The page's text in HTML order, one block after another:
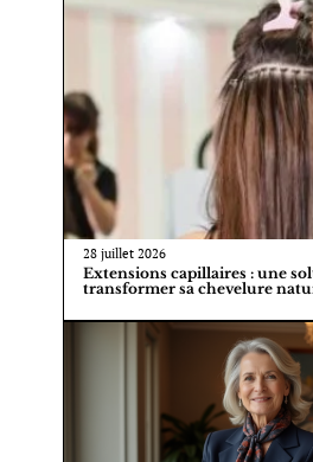
28 juillet 2026
Extensions capillaires : une
transformer sa chevelure